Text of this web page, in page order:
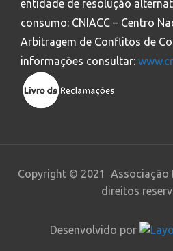
entidade de resolução
consumo: CNIACC – Centro
Arbitragem de Conflitos de
informações consultar:
Copyright © 2021 Associação
direitos
Desenvolvido por